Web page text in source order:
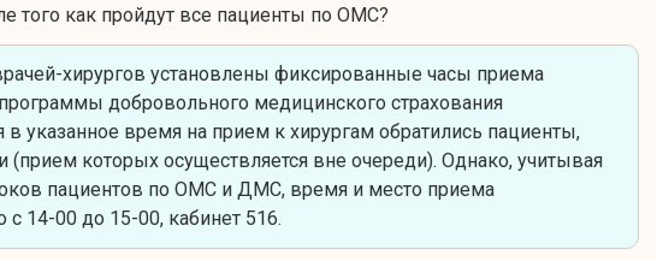
того как пройдут все пациенты по ОМС?
хирургов установлены фиксированные часы приема
добровольного медицинского страхования
указанное время на прием к хирургам обратились пациенты,
которых осуществляется вне очереди). Однако, учитывая
пациентов по ОМС и ДМС, время и место приема
14-00 до 15-00, кабинет 516.